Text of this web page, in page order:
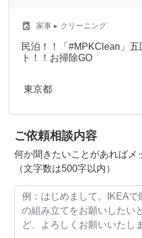
local_laundry_service 家事 ▸ クリーニング
民泊！！「#MPKClean」
ト！！お掃除GO
東京都
ご依頼相談内容
何か聞きたいことがあればメ
（文字数は500字以内）